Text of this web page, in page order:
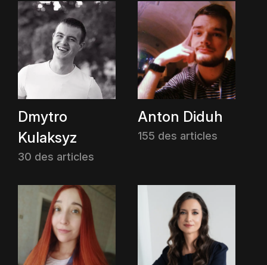
Dmytro
Kulaksyz
30 des articles
Anton Diduh
155 des articles